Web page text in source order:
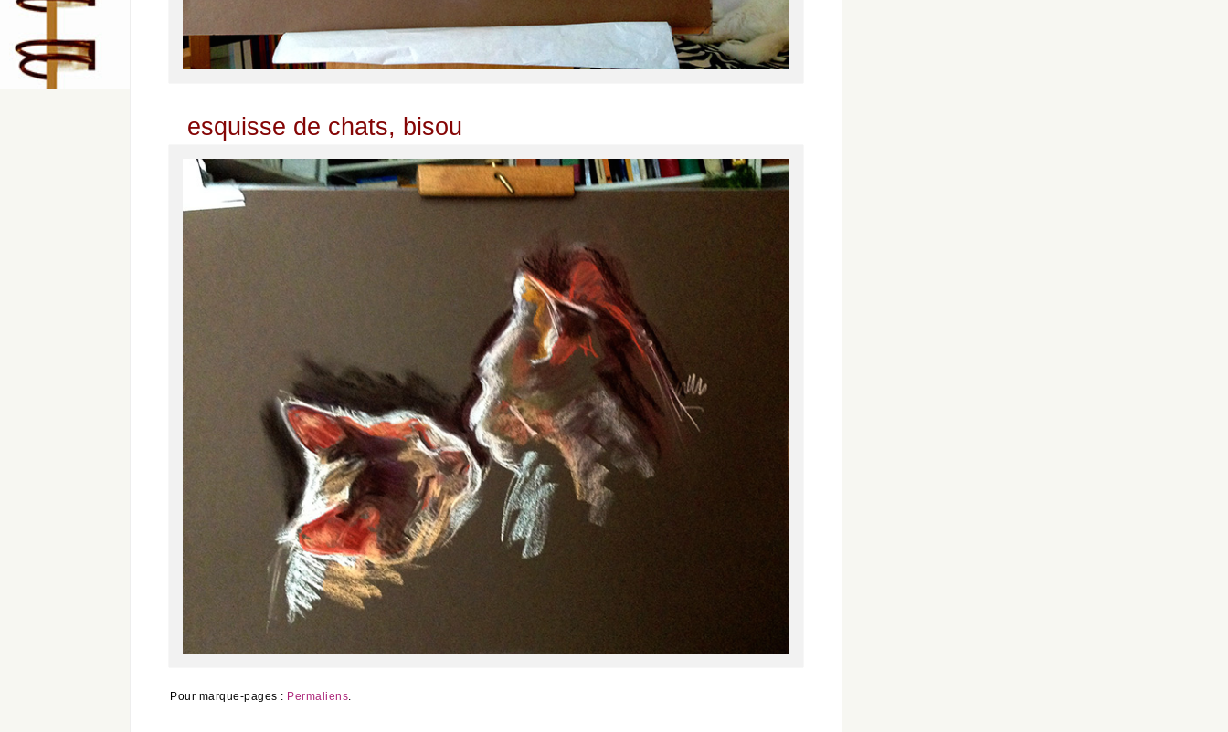
esquisse de chats, bisou
Pour marque-pages : Permaliens.